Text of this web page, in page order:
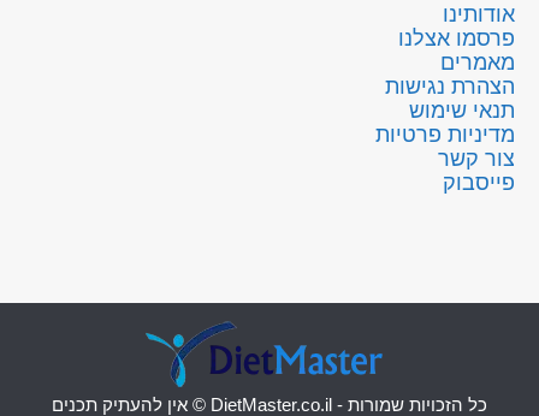
אודותינו
פרסמו אצלנו
מאמרים
הצהרת נגישות
תנאי שימוש
מדיניות פרטיות
צור קשר
פייסבוק
כל הזכויות שמורות - DietMaster.co.il © אין להעתיק תכנים